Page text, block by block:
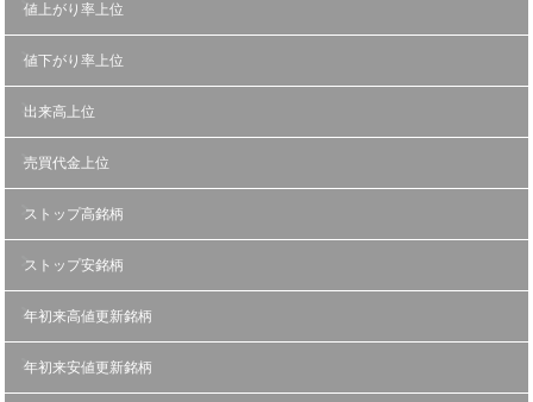
値上がり率上位
値下がり率上位
出来高上位
売買代金上位
ストップ高銘柄
ストップ安銘柄
年初来高値更新銘柄
年初来安値更新銘柄